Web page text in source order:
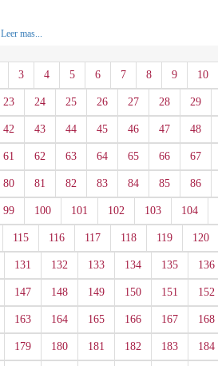
Leer mas...
3 4 5 6 7 8 9 10
23 24 25 26 27 28 29
42 43 44 45 46 47 48
61 62 63 64 65 66 67
80 81 82 83 84 85 86
99 100 101 102 103 104
115 116 117 118 119 120
131 132 133 134 135 136
147 148 149 150 151 152
163 164 165 166 167 168
179 180 181 182 183 184